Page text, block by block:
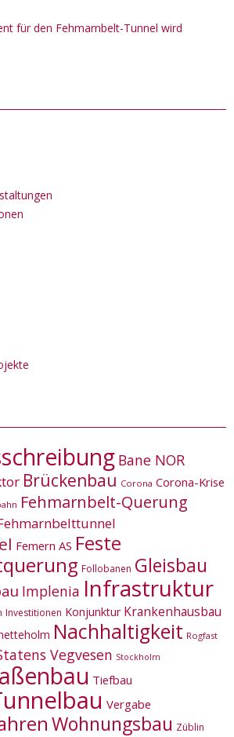
für den Fehmarnbelt-Tunnel wird
Bane NOR
Brückenbau Corona Corona-Krise
Fehmarnbelt-Querung
Femern AS Feste
Follobanen Gleisbau
Implenia Infrastruktur
Investitionen Konjunktur Krankenhausbau
Nachhaltigkeit Rogfast
Vegvesen Stockholm
Tiefbau
Vergabe
Wohnungsbau Züblin